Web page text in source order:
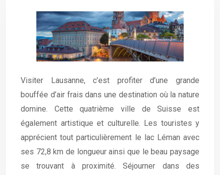
Visiter Lausanne, c’est profiter d’une grande
bouffée d’air frais dans une destination où la nature
domine. Cette quatrième ville de Suisse est
également artistique et culturelle. Les touristes y
apprécient tout particulièrement le lac Léman avec
ses 72,8 km de longueur ainsi que le beau paysage
se trouvant à proximité. Séjourner dans des